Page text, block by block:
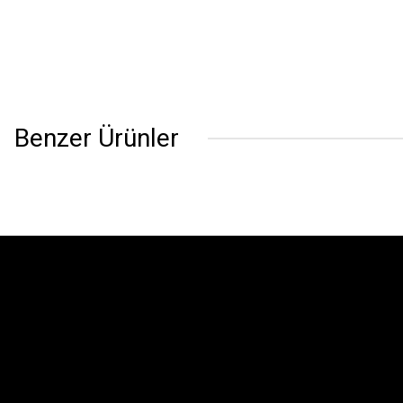
Benzer Ürünler